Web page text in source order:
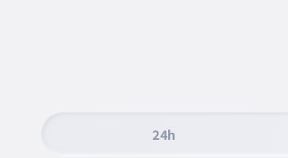
24h